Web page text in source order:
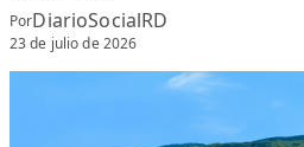
PorDiarioSocialRD
23 de julio de 2026